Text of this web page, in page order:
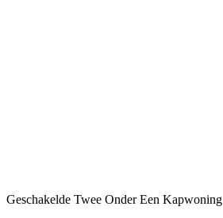
Geschakelde Twee Onder Een Kapwoning